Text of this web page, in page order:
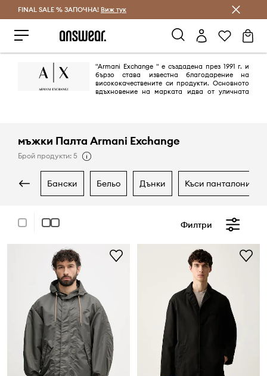
Спестявай с Answear Club
FINAL SALE % ЗАПОЧНА! Виж тук
"Armani Exchange " е създадена през 1991 г. и
бързо става известна благодарение на
висококачествените си продукти. Основното
вдъхновение на марката идва от уличната
мъжки Палта Armani Exchange
Брой продукти: 5
бански бельо дънки къси панталони
Филтри